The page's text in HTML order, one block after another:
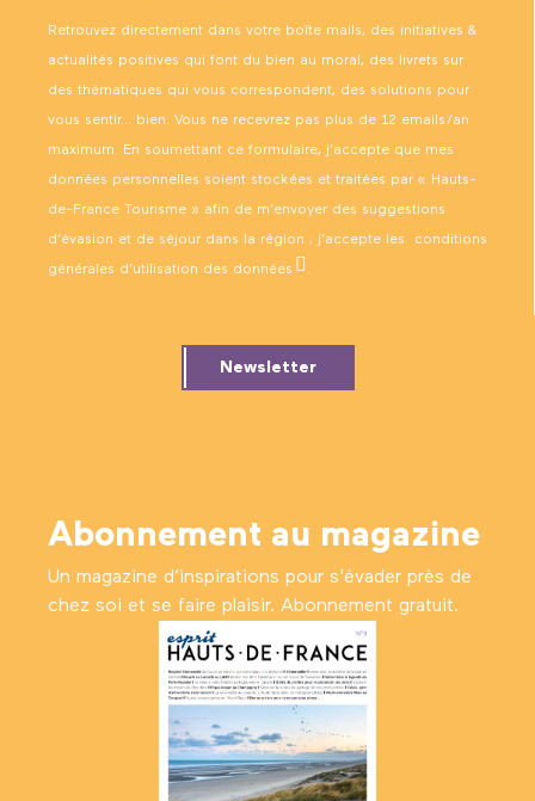
Retrouvez directement dans votre boîte mails, des initiatives &
actualités positives qui font du bien au moral, des livrets sur
des thématiques qui vous correspondent, des solutions pour
vous sentir… bien. Vous ne recevrez pas plus de 12 emails/an
maximum. En soumettant ce formulaire, j’accepte que mes
données personnelles soient stockées et traitées par « Hauts-
de-France Tourisme » afin de m’envoyer des suggestions
d’évasion et de séjour dans la région ; j’accepte les conditions
générales d’utilisation des données .
Newsletter
Abonnement au magazine
Un magazine d’inspirations pour s'évader près de
chez soi et se faire plaisir. Abonnement gratuit.